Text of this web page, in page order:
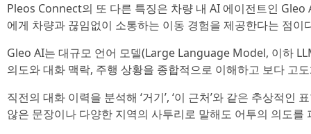
Pleos Connect의 또 다른 특징은 차량 내 AI 에이전트인
에게 차량과 끊임없이 소통하는 이동 경험을 제공한다는 점이
Gleo AI는 대규모 언어 모델(Large Language Model, 이하
의도와 대화 맥락, 주행 상황을 종합적으로 이해하고 보다 고
직전의 대화 이력을 분석해 ‘거기’, ‘이 근처’와 같은 추상적인
않은 문장이나 다양한 지역의 사투리로 말해도 어투의 의도를